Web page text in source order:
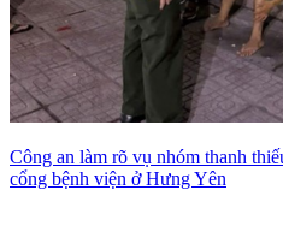
Công an làm rõ vụ nhóm thanh
cổng bệnh viện ở Hưng Yên